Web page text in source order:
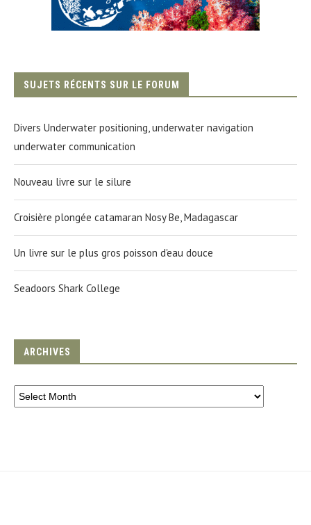
SUJETS RÉCENTS SUR LE FORUM
Divers Underwater positioning, underwater navigation
underwater communication
Nouveau livre sur le silure
Croisière plongée catamaran Nosy Be, Madagascar
Un livre sur le plus gros poisson d'eau douce
Seadoors Shark College
ARCHIVES